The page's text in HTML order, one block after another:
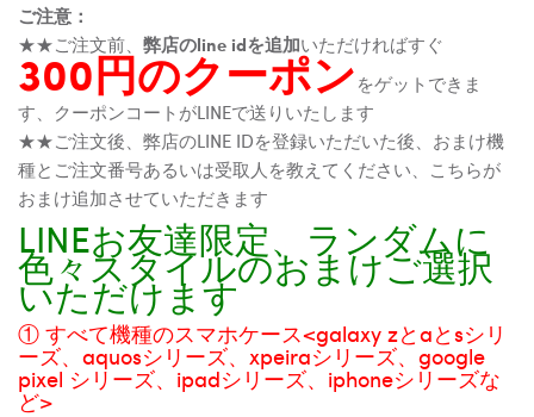
ご注意：
★★ご注文前、 弊店のline idを追加いただければすぐ
300円のクーポンをゲットできま
す、クーポンコートがLINEで送りいたします
★★ご注文後、弊店のLINE IDを登録いただいた後、おまけ機
種とご注文番号あるいは受取人を教えてください、こちらが
おまけ追加させていただきます
LINEお友達限定、ランダムに
色々スタイルのおまけご選択
いただけます
① すべて機種のスマホケース<galaxy zとaとsシリ
ーズ、aquosシリーズ、xpeiraシリーズ、google
pixel シリーズ、ipadシリーズ、iphoneシリーズな
ど>